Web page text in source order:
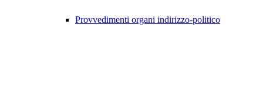
Provvedimenti organi indirizzo-politico